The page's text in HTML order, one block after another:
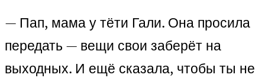
— Пап, мама у тёти Гали. Она просила
передать — вещи свои заберёт на
выходных. И ещё сказала, чтобы ты не